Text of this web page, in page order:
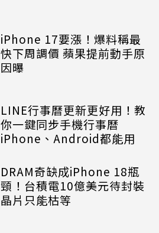
iPhone 17要漲！爆料稱最
快下周調價 蘋果提前動手原
因曝
LINE行事曆更新更好用！教
你一鍵同步手機行事曆
iPhone、Android都能用
DRAM奇缺成iPhone 18瓶
頸！台積電10億美元待封裝
晶片只能枯等